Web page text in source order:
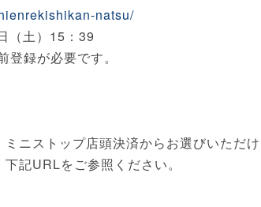
natsu/
（土）15：39
録が必要です。
ニストップ店頭決済からお選びいただけ
記URLをご参照ください。